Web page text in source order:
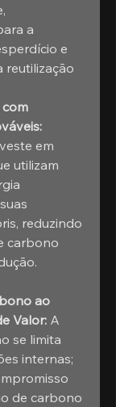
a
e
reutilização
em
utilizam
reduzindo
carbono
ao
Valor: A
se limita
internas;
de carbono